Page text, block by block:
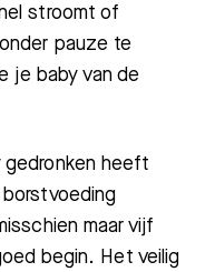
stroomt of
pauze te
je baby van de
gedronken heeft
maar vijf
begin. Het veilig